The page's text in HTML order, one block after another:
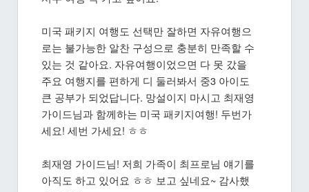
미국 패키지 여행도 선택만 잘하면 자유여행으
로는 불가능한 알찬 구성으로 충분히 만족할 수
있는 것 같아요. 자유여행이었으면 다 못 갔을
주요 여행지를 편하게 디 둘러봐서 중3 아이도
큰 공부가 되었답니다. 망설이지 마시고 최재영
가이드님과 함께하는 미국 패키지여행! 두번가
세요! 세번 가세요! ㅎㅎ
최재영 가이드님! 저희 가족이 최프로님 얘기를
아직도 하고 있어요 ㅎㅎ 보고 싶네요~ 감사했